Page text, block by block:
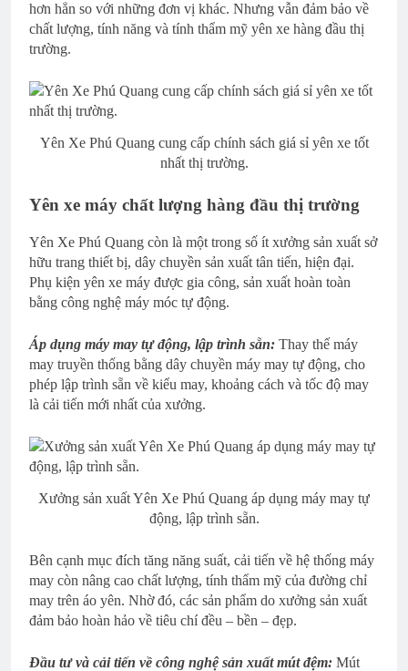
hơn hẳn so với những đơn vị khác. Nhưng vẫn đảm bảo về
chất lượng, tính năng và tính thẩm mỹ yên xe hàng đầu thị
trường.
Yên Xe Phú Quang cung cấp chính sách giá sỉ yên xe tốt
nhất thị trường.
Yên xe máy chất lượng hàng đầu thị trường
Yên Xe Phú Quang còn là một trong số ít xưởng sản xuất sở
hữu trang thiết bị, dây chuyền sản xuất tân tiến, hiện đại.
Phụ kiện yên xe máy được gia công, sản xuất hoàn toàn
bằng công nghệ máy móc tự động.
Áp dụng máy may tự động, lập trình sẵn: Thay thế máy
may truyền thống bằng dây chuyền máy may tự động, cho
phép lập trình sẵn về kiểu may, khoảng cách và tốc độ may
là cải tiến mới nhất của xưởng.
Xưởng sản xuất Yên Xe Phú Quang áp dụng máy may tự
động, lập trình sẵn.
Bên cạnh mục đích tăng năng suất, cải tiến về hệ thống máy
may còn nâng cao chất lượng, tính thẩm mỹ của đường chỉ
may trên áo yên. Nhờ đó, các sản phẩm do xưởng sản xuất
đảm bảo hoàn hảo về tiêu chí đều – bền – đẹp.
Đầu tư và cải tiến về công nghệ sản xuất mút đệm: Mút